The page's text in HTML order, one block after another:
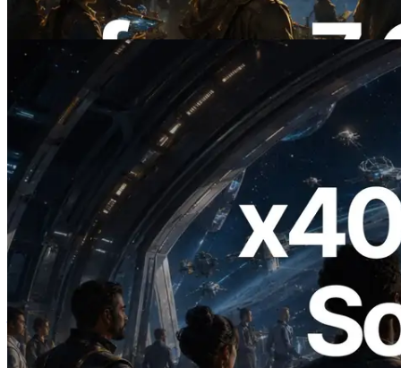
阅读本文
2026.07.04
ERPC 发布支持 x402 支付的 Solana RPC
— AI Agent 按需为 API 付费的时代开启
阅读本文